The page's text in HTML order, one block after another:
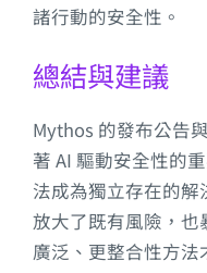
諸行動的安全性。
總結與建議
Mythos 的發布公告
著 AI 驅動安全性的
法成為獨立存在的
放大了既有風險，
廣泛、更整合性方法